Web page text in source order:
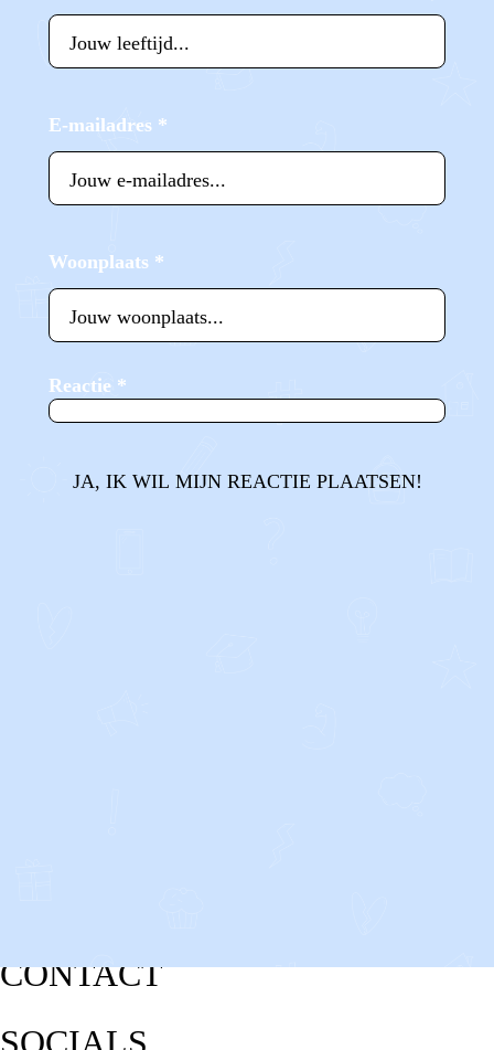
E-mailadres *
Woonplaats *
Reactie *
JA, IK WIL MIJN REACTIE PLAATSEN!
CONTACT